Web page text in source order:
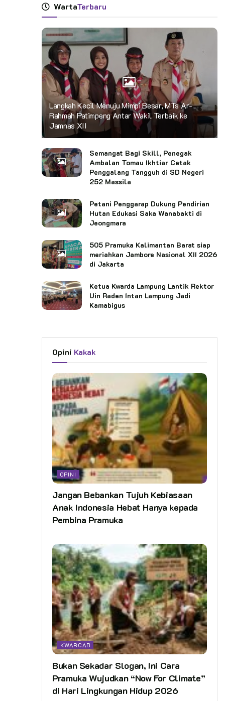
WartaTerbaru
Langkah Kecil Menuju Mimpi Besar, MTs Ar-
Rahmah Patimpeng Antar Wakil Terbaik ke
Jamnas XII
Semangat Bagi Skill, Penegak
Ambalan Tomau Ikhtiar Cetak
Penggalang Tangguh di SD Negeri
252 Massila
Petani Penggarap Dukung Pendirian
Hutan Edukasi Saka Wanabakti di
Jeongmara
505 Pramuka Kalimantan Barat siap
meriahkan Jambore Nasional XII 2026
di Jakarta
Ketua Kwarda Lampung Lantik Rektor
Uin Raden Intan Lampung Jadi
Kamabigus
Opini Kakak
OPINI
Jangan Bebankan Tujuh Kebiasaan
Anak Indonesia Hebat Hanya kepada
Pembina Pramuka
KWARCAB
Bukan Sekadar Slogan, Ini Cara
Pramuka Wujudkan “Now For Climate”
di Hari Lingkungan Hidup 2026